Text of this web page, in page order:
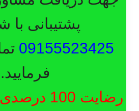
پشتیبانی با
09155523425
فرمایید.
رضایت